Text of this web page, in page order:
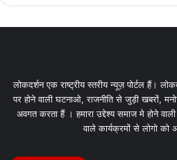
लोकदर्शन एक राष्ट्रीय स्तरीय न्यूज़ पोर्टल हैं।
पर होने वाली घटनाओ, राजनीति से जुड़ी खबरों,
अवगत करता हैं । हमारा उद्देश्य समाज मे होने
वाले कार्यक्रमों से लोगो को